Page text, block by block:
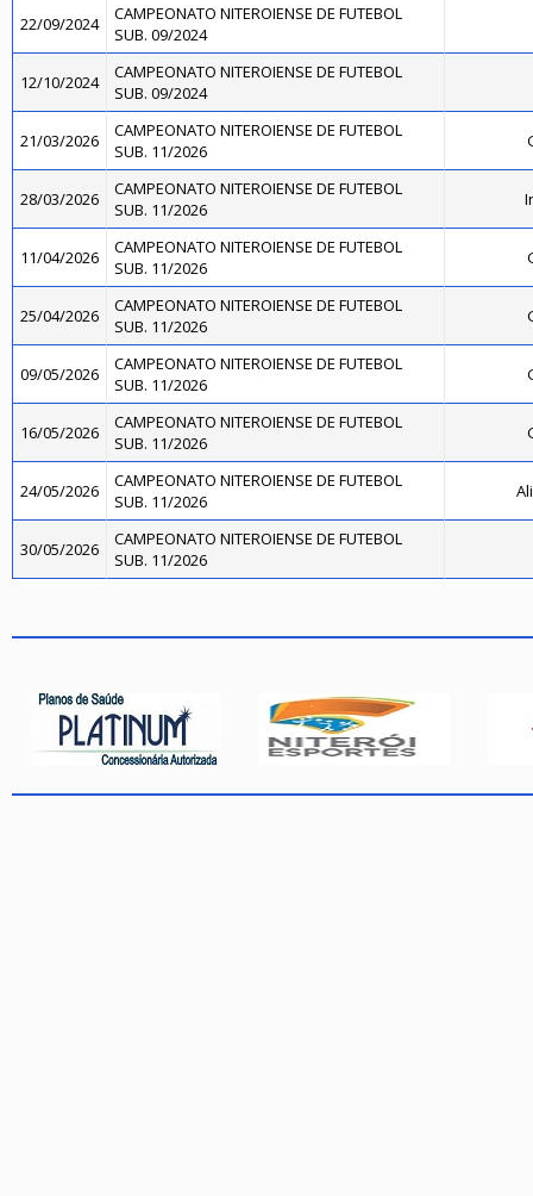
22/09/2024
CAMPEONATO NITEROIENSE DE FUTEBOL
SUB. 09/2024
12/10/2024
CAMPEONATO NITEROIENSE DE FUTEBOL
SUB. 09/2024
21/03/2026
CAMPEONATO NITEROIENSE DE FUTEBOL
SUB. 11/2026
28/03/2026
CAMPEONATO NITEROIENSE DE FUTEBOL
SUB. 11/2026
11/04/2026
CAMPEONATO NITEROIENSE DE FUTEBOL
SUB. 11/2026
25/04/2026
CAMPEONATO NITEROIENSE DE FUTEBOL
SUB. 11/2026
09/05/2026
CAMPEONATO NITEROIENSE DE FUTEBOL
SUB. 11/2026
16/05/2026
CAMPEONATO NITEROIENSE DE FUTEBOL
SUB. 11/2026
24/05/2026
CAMPEONATO NITEROIENSE DE FUTEBOL
SUB. 11/2026
30/05/2026
CAMPEONATO NITEROIENSE DE FUTEBOL
SUB. 11/2026